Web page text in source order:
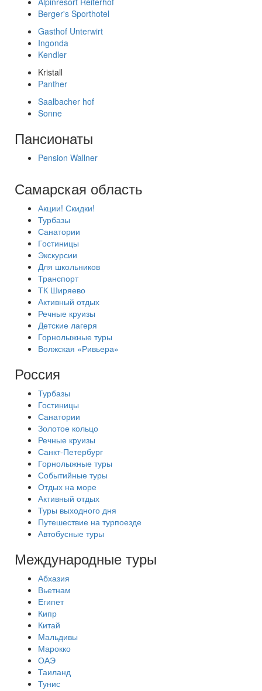
Berger's Sporthotel
Gasthof Unterwirt
Ingonda
Kendler
Kristall
Panther
Saalbacher hof
Sonne
Пансионаты
Pension Wallner
Самарская область
Акции! Скидки!
Турбазы
Санатории
Гостиницы
Экскурсии
Для школьников
Транспорт
ТК Ширяево
Активный отдых
Речные круизы
Детские лагеря
Горнолыжные туры
Волжская «Ривьера»
Россия
Турбазы
Гостиницы
Санатории
Золотое кольцо
Речные круизы
Санкт-Петербург
Горнолыжные туры
Событийные туры
Отдых на море
Активный отдых
Туры выходного дня
Путешествие на турпоезде
Автобусные туры
Международные туры
Абхазия
Вьетнам
Египет
Кипр
Китай
Мальдивы
Марокко
ОАЭ
Таиланд
Тунис